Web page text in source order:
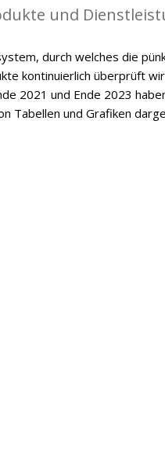
und
durch welches die
kontinuierlich überprüft
2021 und Ende 2023
Tabellen und Grafiken